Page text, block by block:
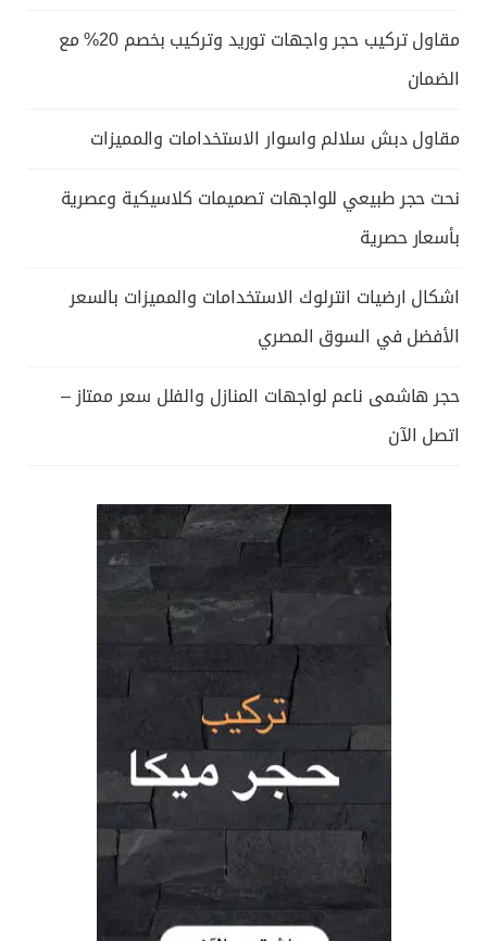
مقاول تركيب حجر واجهات توريد وتركيب بخصم 20% مع
الضمان
مقاول دبش سلالم واسوار الاستخدامات والمميزات
نحت حجر طبيعي للواجهات تصميمات كلاسيكية وعصرية
بأسعار حصرية
اشكال ارضيات انترلوك الاستخدامات والمميزات بالسعر
الأفضل في السوق المصري
حجر هاشمى ناعم لواجهات المنازل والفلل سعر ممتاز –
اتصل الآن